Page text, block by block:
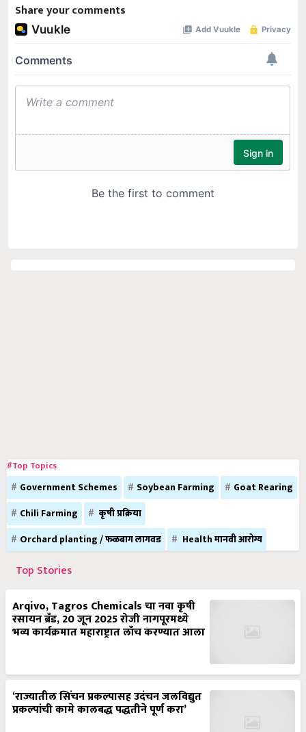
Share your comments
#Top Topics
Government Schemes Soybean Farming
Goat Rearing
Chili Farming
कृषी प्रक्रिया
Orchard planting / फळबाग लागवड
Health मानवी आरोग्य
Top Stories
Arqivo, Tagros Chemicals चा नवा कृषी
रसायन ब्रँड, 20 जून 2025 रोजी नागपूरमध्ये
भव्य कार्यक्रमात महाराष्ट्रात लाँच करण्यात आला
‘राज्यातील सिंचन प्रकल्पासह उदंचन जलविद्युत
प्रकल्पांची कामे कालबद्ध पद्धतीने पूर्ण करा’